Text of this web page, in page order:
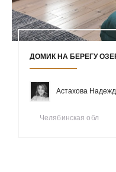
ДОМИК НА БЕРЕГУ
Астахова
Челябинская обл